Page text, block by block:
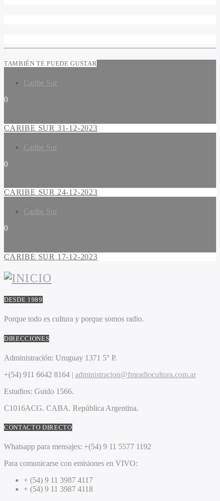
TAMBIÉN TE PUEDE GUSTAR
Caribe Sur
0
CARIBE SUR 31-12-2023
Caribe Sur
0
CARIBE SUR 24-12-2023
Caribe Sur
0
CARIBE SUR 17-12-2023
DESDE 1989
Porque todo es cultura y porque somos radio.
DIRECCIONES
Administración: Uruguay 1371 5° P.
+(54) 911 6642 8164 | administracion@fmradiocultura.com.ar
Estudios: Guido 1566.
C1016ACG. CABA. República Argentina.
CONTACTO DIRECTO
Whatsapp para mensajes: +(54) 9 11 5577 1192
Para comunicarse con emisiones en VIVO:
+ (54) 9 11 3987 4117
+ (54) 9 11 3987 4118